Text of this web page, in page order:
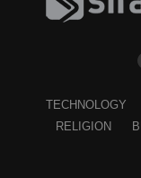
TECHNOLOGY
RELIGION